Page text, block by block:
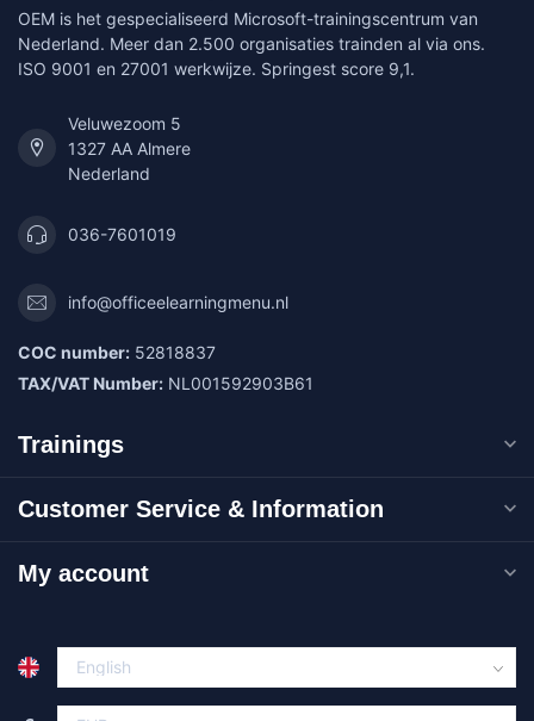
OEM is het gespecialiseerd Microsoft-trainingscentrum van
Nederland. Meer dan 2.500 organisaties trainden al via ons.
ISO 9001 en 27001 werkwijze. Springest score 9,1.
Veluwezoom 5
1327 AA Almere
Nederland
036-7601019
info@officeelearningmenu.nl
COC number: 52818837
TAX/VAT Number: NL001592903B61
Trainings
Customer Service & Information
My account